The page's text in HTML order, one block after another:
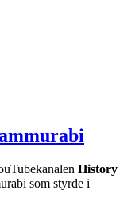
History
som styrde i